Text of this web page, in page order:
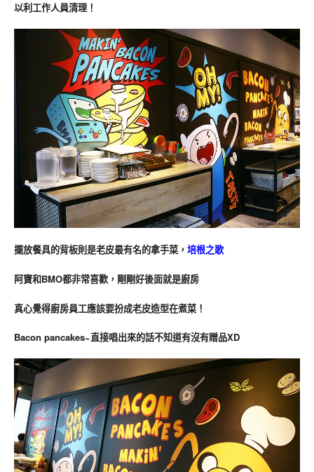
以利工作人員清理！
擺放餐具的背板則是老皮最有名的拿手菜， 培根之歌
阿寶和BMO都非常喜歡，剛剛好後面就是廚房
真心覺得廚房員工應該要扮成老皮造型在煮菜！
Bacon pancakes~直接唱出來的話不知道有沒有贈品XD